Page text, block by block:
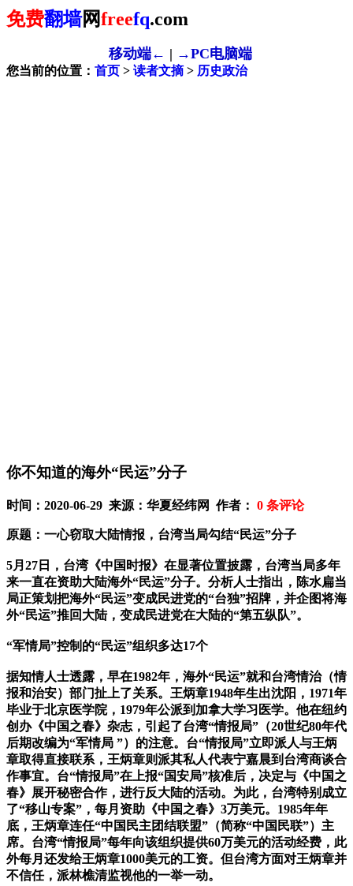
免费翻墙网freefq.com
移动端← | →PC电脑端
您当前的位置： 首页 > 读者文摘> 历史政治
你不知道的海外“民运”分子
时间：2020-06-29 来源：华夏经纬网 作者： 0 条评论
原题：一心窃取大陆情报，台湾当局勾结“民运”分子
5月27日，台湾《中国时报》在显著位置披露，台湾当局多年
来一直在资助大陆海外“民运”分子。分析人士指出，陈水扁当
局正策划把海外“民运”变成民进党的“台独”招牌，并企图将海
外“民运”推回大陆，变成民进党在大陆的“第五纵队”。
“军情局”控制的“民运”组织多达17个
据知情人士透露，早在1982年，海外“民运”就和台湾情治（情
报和治安）部门扯上了关系。王炳章1948年生出沈阳，1971年
毕业于北京医学院，1979年公派到加拿大学习医学。他在纽约
创办《中国之春》杂志，引起了台湾“情报局”（20世纪80年代
后期改编为“军情局 ”）的注意。台“情报局”立即派人与王炳
章取得直接联系，王炳章则派其私人代表宁嘉晨到台湾商谈合
作事宜。台“情报局”在上报“国安局”核准后，决定与《中国之
春》展开秘密合作，进行反大陆的活动。为此，台湾特别成立
了“移山专案”，每月资助《中国之春》3万美元。1985年年
底，王炳章连任“中国民主团结联盟”（简称“中国民联”）主
席。台湾“情报局”每年向该组织提供60万美元的活动经费，此
外每月还发给王炳章1000美元的工资。但台湾方面对王炳章并
不信任，派林樵清监视他的一举一动。